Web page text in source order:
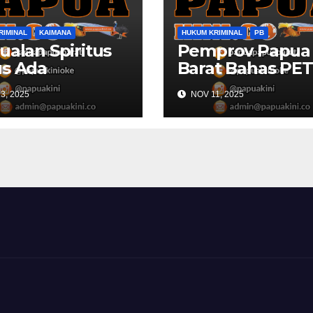
KAIMANA
Spiritus
Ada
Kaimana
2025
HUKUM KRIMINAL PB
Pemprov Papua
Barat Bahas
Dengan Komisi
NOV 11, 2025